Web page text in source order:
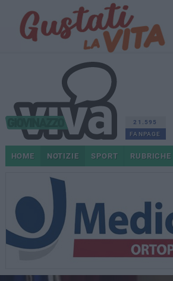
21.595
FANPAGE
HOME NOTIZIE SPORT RUBRICHE